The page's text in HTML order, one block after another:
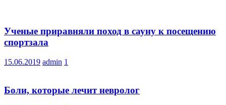
Ученые приравняли поход в сауну к посещению
спортзала
15.06.2019 admin 1
Боли, которые лечит невролог